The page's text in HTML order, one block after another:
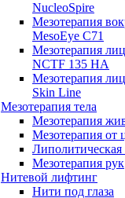
NucleoSpire
Мезотерапия
MesoEye С71
Мезотерапия
NCTF 135 HA
Мезотерапия
Skin Line
Мезотерапия тела
Мезотерапия
Мезотерапия от
Липолитическая
Мезотерапия рук
Нитевой лифтинг
Нити под глаза